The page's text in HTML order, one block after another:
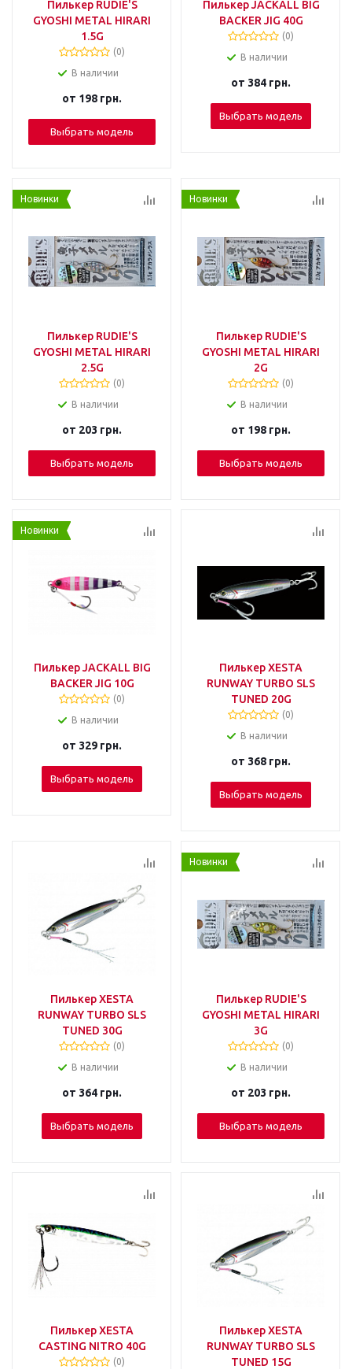
Пилькер RUDIE'S
GYOSHI METAL HIRARI
1.5G
(0)
В наличии
от 198 грн.
Выбрать модель
Пилькер JACKALL BIG
BACKER JIG 40G
(0)
В наличии
от 384 грн.
Выбрать модель
Новинки
Пилькер RUDIE'S
GYOSHI METAL HIRARI
2.5G
(0)
В наличии
от 203 грн.
Выбрать модель
Новинки
Пилькер RUDIE'S
GYOSHI METAL HIRARI
2G
(0)
В наличии
от 198 грн.
Выбрать модель
Новинки
Пилькер JACKALL BIG
BACKER JIG 10G
(0)
В наличии
от 329 грн.
Выбрать модель
Пилькер XESTA
RUNWAY TURBO SLS
TUNED 20G
(0)
В наличии
от 368 грн.
Выбрать модель
Пилькер XESTA
RUNWAY TURBO SLS
TUNED 30G
(0)
В наличии
от 364 грн.
Выбрать модель
Новинки
Пилькер RUDIE'S
GYOSHI METAL HIRARI
3G
(0)
В наличии
от 203 грн.
Выбрать модель
Пилькер XESTA
CASTING NITRO 40G
(0)
Пилькер XESTA
RUNWAY TURBO SLS
TUNED 15G